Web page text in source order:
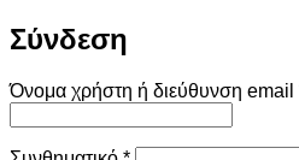
Σύνδεση
Όνομα χρήστη ή διεύθυνση email
Απαιτείται